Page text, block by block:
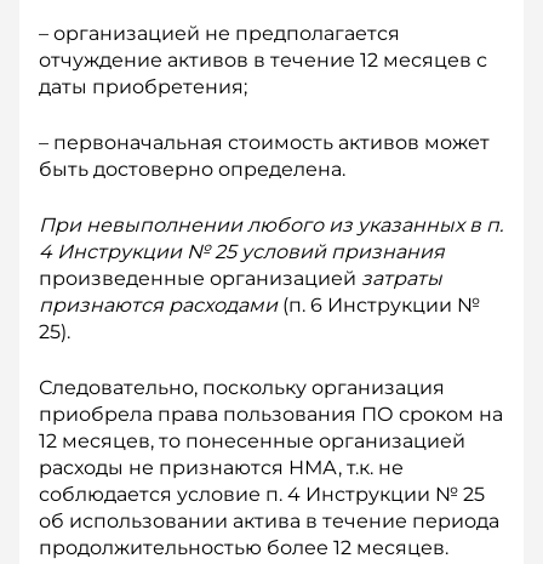
– организацией не предполагается
отчуждение активов в течение 12 месяцев с
даты приобретения;
– первоначальная стоимость активов может
быть достоверно определена.
При невыполнении любого из указанных в п.
4 Инструкции № 25 условий признания
произведенные организацией затраты
признаются расходами(п. 6 Инструкции №
25).
Следовательно, поскольку организация
приобрела права пользования ПО сроком на
12 месяцев, то понесенные организацией
расходы не признаются НМА, т.к. не
соблюдается условие п. 4 Инструкции № 25
об использовании актива в течение периода
продолжительностью более 12 месяцев.